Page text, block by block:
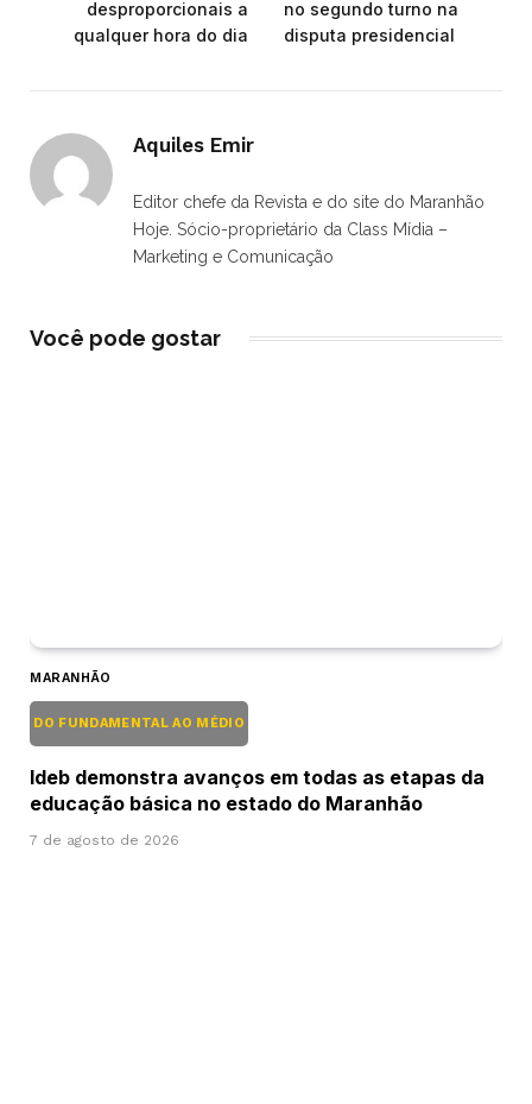
desproporcionais a
qualquer hora do dia
no segundo turno na
disputa presidencial
Aquiles Emir
Editor chefe da Revista e do site do Maranhão
Hoje. Sócio-proprietário da Class Mídia –
Marketing e Comunicação
Você pode gostar
MARANHÃO
DO FUNDAMENTAL AO MÉDIO
Ideb demonstra avanços em todas as etapas da
educação básica no estado do Maranhão
7 de agosto de 2026